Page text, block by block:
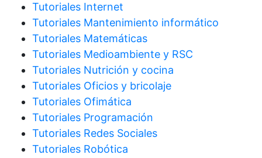
Tutoriales Internet
Tutoriales Mantenimiento informático
Tutoriales Matemáticas
Tutoriales Medioambiente y RSC
Tutoriales Nutrición y cocina
Tutoriales Oficios y bricolaje
Tutoriales Ofimática
Tutoriales Programación
Tutoriales Redes Sociales
Tutoriales Robótica